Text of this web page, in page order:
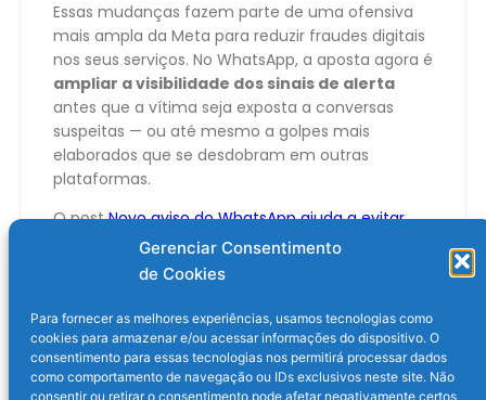
Gerenciar Consentimento
de Cookies
Para fornecer as melhores experiências, usamos tecnologias como
cookies para armazenar e/ou acessar informações do dispositivo. O
consentimento para essas tecnologias nos permitirá processar dados
como comportamento de navegação ou IDs exclusivos neste site. Não
consentir ou retirar o consentimento pode afetar negativamente certos
Essas mudanças fazem parte de uma ofensiva
mais ampla da Meta para reduzir fraudes digitais
nos seus serviços. No WhatsApp, a aposta agora é
ampliar a visibilidade dos sinais de alerta
antes que a vítima seja exposta a conversas
suspeitas — ou até mesmo a golpes mais
elaborados que se desdobram em outras
plataformas.
O postNovo aviso do WhatsApp ajuda a evitar
golpes em gruposapareceu primeiro em